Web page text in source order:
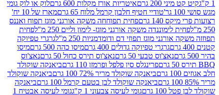
200 גרם
איטריות אורז מקלות 600 גרם
לוק או לוק גומי
טודיי חטיף חלבון קרמל מלוח 65 גרם
מארז של 10 יח'
140 גרם
פחית תפוחחה משקה אורגני מוגז תפוח ואננס
לימוננדה משקה אורגני מוגז- לימון וליים 250 מ"ל
פחית
מוגז תפוזי דם ודומדמניות 250 מ"ל
גרגרי טפיוקה
גרגרי טפיוקה גדולים 400 גרם
מיסו כהה 500 גרם
מיסו
נאצ'וס טבעי 50 גרם
נאצ'וס תירס כחול 50 גרם
נאצ'וס
פרינגלס סין פלפל ופרמזן 110 גרם
ביאנקה שוקולד
ביאנקה שוקולד מריר 72% 100 גרם
ביאנקה שוקולד
ביאנקה שוקולד לבן בטעם קרמל 100 גרם
ביאנקה
גרם
גומי לעיסה צבעוני 1 ק"ג גומי לעיסה אבטיח 1